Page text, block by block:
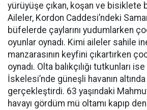
yürüyüşe çıkan, koşan ve bisiklete
Aileler, Kordon Caddesi’ndeki
büfelerde çaylarını yudumlarken
oyunlar oynadı. Kimi aileler sahile
manzarasının keyfini çıkartırken
oynadı. Olta balıkçılığı tutkunları
İskelesi’nde güneşli havanın
gerçekleştirdi. 63 yaşındaki
havayı gördüm mü oltamı kapıp